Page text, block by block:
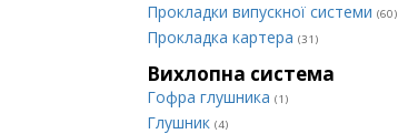
Прокладки випускної системи (60)
Прокладка картера (31)
Вихлопна система
Гофра глушника (1)
Глушник (4)